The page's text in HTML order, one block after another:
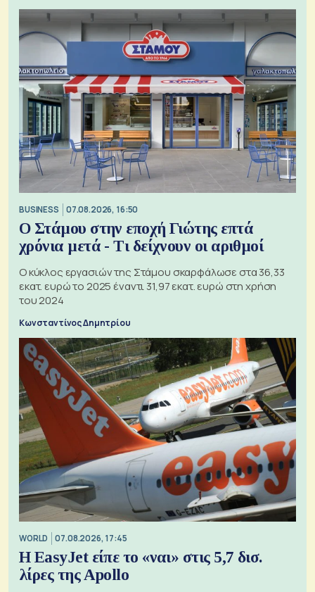
BUSINESS 07.08.2026, 16:50
Ο Στάμου στην εποχή Γιώτης επτά
χρόνια μετά - Τι δείχνουν οι αριθμοί
Ο κύκλος εργασιών της Στάμου σκαρφάλωσε στα 36,33
εκατ. ευρώ το 2025 έναντι 31,97 εκατ. ευρώ στη χρήση
του 2024
Κωνσταντίνος Δημητρίου
WORLD 07.08.2026, 17:45
Η EasyJet είπε το «ναι» στις 5,7 δισ.
λίρες της Apollo